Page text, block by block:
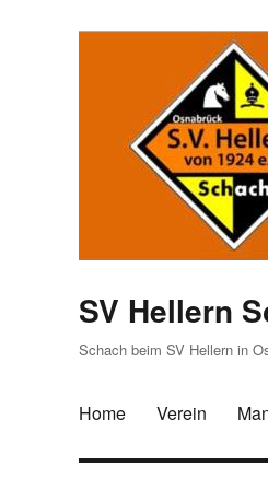
SV Hellern
Schach beim SV Hellern in
Home Verein